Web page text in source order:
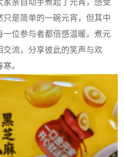
亲自动手煮起了元宵，感受
是简单的一碗元宵，但其中
位参与者都倍感温暖。煮元
流，分享彼此的笑声与欢
。